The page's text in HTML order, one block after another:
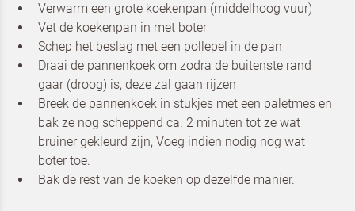
Verwarm een grote koekenpan (middelhoog vuur)
Vet de koekenpan in met boter
Schep het beslag met een pollepel in de pan
Draai de pannenkoek om zodra de buitenste rand
gaar (droog) is, deze zal gaan rijzen
Breek de pannenkoek in stukjes met een paletmes en
bak ze nog scheppend ca. 2 minuten tot ze wat
bruiner gekleurd zijn, Voeg indien nodig nog wat
boter toe.
Bak de rest van de koeken op dezelfde manier.
Om spam te bestrijden, selecteer hieronder de
afbeelding van de